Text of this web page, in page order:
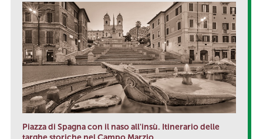
Piazza di Spagna con il naso all'insù. Itinerario delle